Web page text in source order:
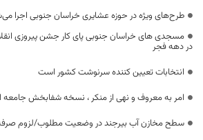
طرح‌های ویژه در حوزه عشایری خراسان جنوبی اجرا
در دهه فجر
انتخابات تعیین کننده سرنوشت کشور است
امر به معروف و نهی از منکر ، نسخه شفابخش
سطح مخازن آب بیرجند در وضعیت مطلوب/لزوم